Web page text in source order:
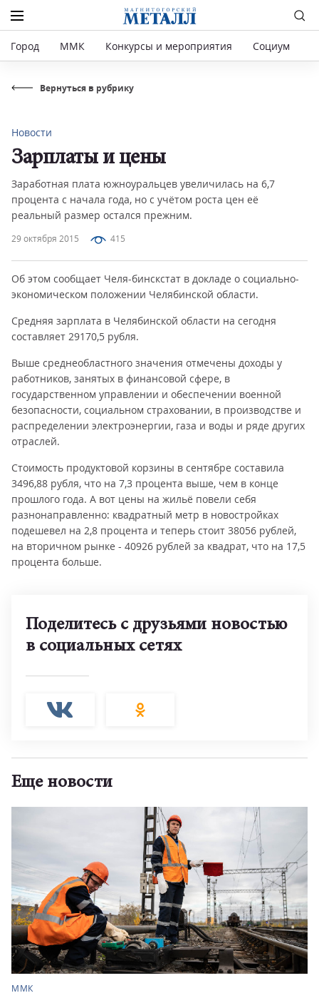
Город ММК Конкурсы и мероприятия Социум
Вернуться в рубрику
29 октября 2015 415
Новости
Зарплаты и цены
Заработная плата южноуральцев увеличилась на 6,7
процента с начала года, но с учётом роста цен её
реальный размер остался прежним.
Об этом сообщает Челя-бинскстат в докладе о социально-
экономическом положении Челябинской области.
Средняя зарплата в Челябинской области на сегодня
составляет 29170,5 рубля.
Выше среднеобластного значения отмечены доходы у
работников, занятых в финансовой сфере, в
государственном управлении и обеспечении военной
безопасности, социальном страховании, в производстве и
распределении электроэнергии, газа и воды и ряде других
отраслей.
Стоимость продуктовой корзины в сентябре составила
3496,88 рубля, что на 7,3 процента выше, чем в конце
прошлого года. А вот цены на жильё повели себя
разнонаправленно: квадратный метр в новостройках
подешевел на 2,8 процента и теперь стоит 38056 рублей,
на вторичном рынке - 40926 рублей за квадрат, что на 17,5
процента больше.
Поделитесь с друзьями новостью
в социальных сетях
Еще новости
ММК